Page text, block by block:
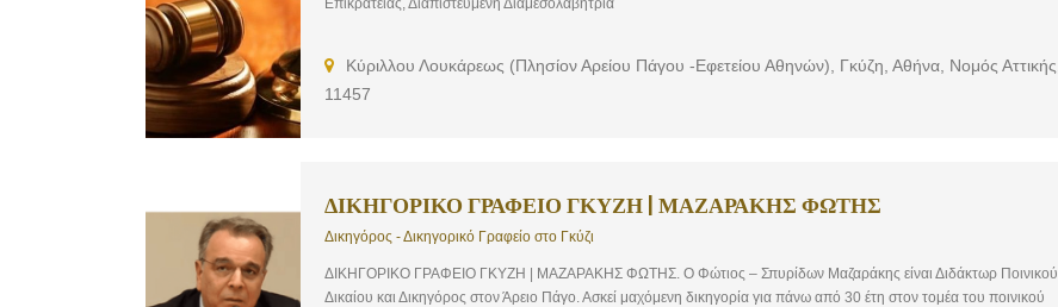
Επικρατείας, Διαπιστευμένη Διαμεσολαβήτρια
Κύριλλου Λουκάρεως (πλησίον Αρείου Πάγου -Εφετείου Αθηνών), Γκύζη, Αθήνα, Νομός Αττικής,
11457
ΔΙΚΗΓΟΡΙΚΟ ΓΡΑΦΕΙΟ ΓΚΥΖΗ | ΜΑΖΑΡΑΚΗΣ ΦΩΤΗΣ
Δικηγόρος - Δικηγορικό Γραφείο στο Γκύζι
ΔΙΚΗΓΟΡΙΚΟ ΓΡΑΦΕΙΟ ΓΚΥΖΗ | ΜΑΖΑΡΑΚΗΣ ΦΩΤΗΣ. Ο Φώτιος – Σπυρίδων Μαζαράκης είναι Διδάκτωρ Ποινικού
Δικαίου και Δικηγόρος στον Άρειο Πάγο. Ασκεί μαχόμενη δικηγορία για πάνω από 30 έτη στον τομέα του ποινικού